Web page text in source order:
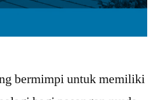
bermimpi untuk memiliki